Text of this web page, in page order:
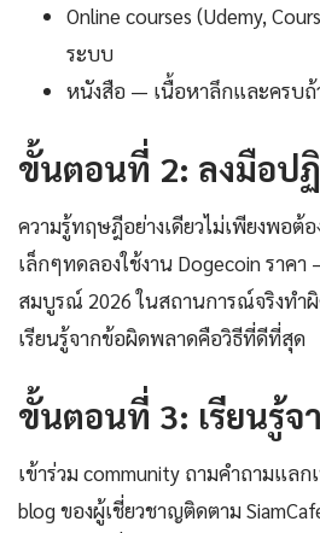
Online courses (Udemy,
ระบบ
หนังสือ — เนื้อหาลึกและครบถ้
ขั้นตอนที่ 2: ลงมือป
ความรู้ทฤษฎีอย่างเดียวไม่เพียงพอต้อ
เล็กๆทดลองใช้งาน Dogecoin ราค
สมบูรณ์ 2026 ในสถานการณ์จริงทำผิ
เรียนรู้จากข้อผิดพลาดคือวิธีที่ดีที่สุด
ขั้นตอนที่ 3: เรียนรู้จ
เข้าร่วม community ถามคำถามแล
blog ของผู้เชี่ยวชาญติดตาม